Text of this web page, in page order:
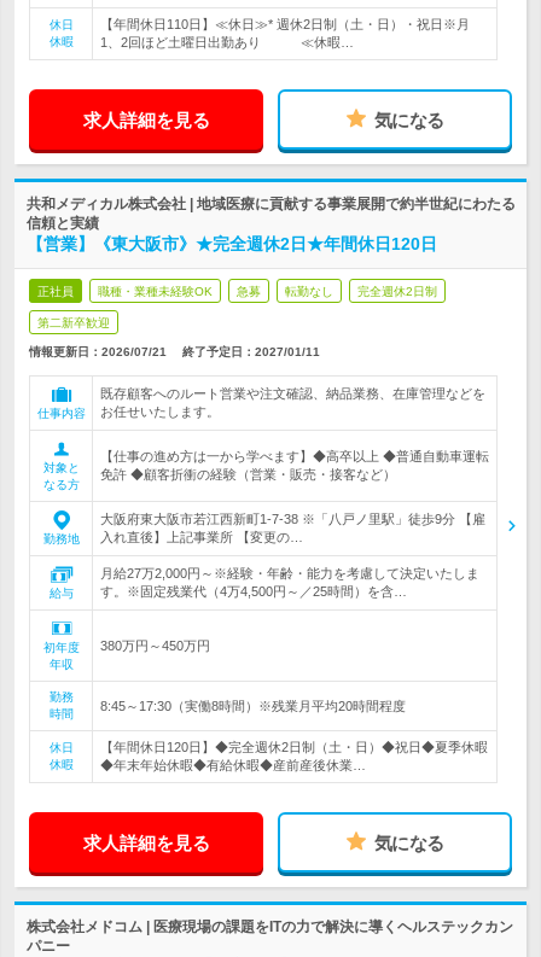
休日
休暇
【年間休日110日】≪休日≫* 週休2日制（土・日）・祝日※月
1、2回ほど土曜日出勤あり ≪休暇…
求人詳細を見る 気になる
共和メディカル株式会社 | 地域医療に貢献する事業展開で約半世紀にわたる
信頼と実績
【営業】《東大阪市》★完全週休2日★年間休日120日
正社員 職種・業種未経験OK 急募 転勤なし 完全週休2日制
第二新卒歓迎
情報更新日：2026/07/21 終了予定日： 2027/01/11
仕事内容
既存顧客へのルート営業や注文確認、納品業務、在庫管理などを
お任せいたします。
対象と
なる方
【仕事の進め方は一から学べます】◆高卒以上 ◆普通自動車運転
免許 ◆顧客折衝の経験（営業・販売・接客など）
勤務地
大阪府東大阪市若江西新町1-7-38 ※「八戸ノ里駅」徒歩9分 【雇
入れ直後】上記事業所 【変更の…
給与
月給27万2,000円～※経験・年齢・能力を考慮して決定いたしま
す。※固定残業代（4万4,500円～／25時間）を含…
初年度
年収
380万円～450万円
勤務
時間
8:45～17:30（実働8時間）※残業月平均20時間程度
休日
休暇
【年間休日120日】◆完全週休2日制（土・日）◆祝日◆夏季休暇
◆年末年始休暇◆有給休暇◆産前産後休業…
求人詳細を見る 気になる
株式会社メドコム | 医療現場の課題をITの力で解決に導くヘルステックカン
パニー